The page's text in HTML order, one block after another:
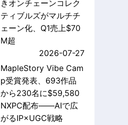
きオンチェーンコレク
ティブルズがマルチチ
ェーン化、Q1売上$70
M超
2026-07-27
MapleStory Vibe Cam
p受賞発表、693作品
から230名に$59,580
NXPC配布——AIで広
がるIP×UGC戦略